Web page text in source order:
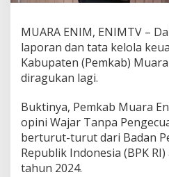
P
e
-
2
l
i
e
r
MUARA ENIM, ENIMTV –
laporan dan tata kelola
Kabupaten (Pemkab)
diragukan lagi.
Buktinya, Pemkab Muara
opini Wajar Tanpa
berturut-turut dari Badan
Republik Indonesia (BPK
tahun 2024.